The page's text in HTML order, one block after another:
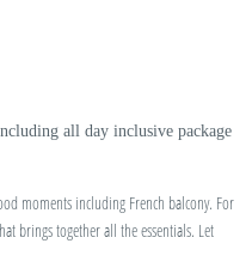
all day inclusive package
moments including French balcony. For
brings together all the essentials. Let